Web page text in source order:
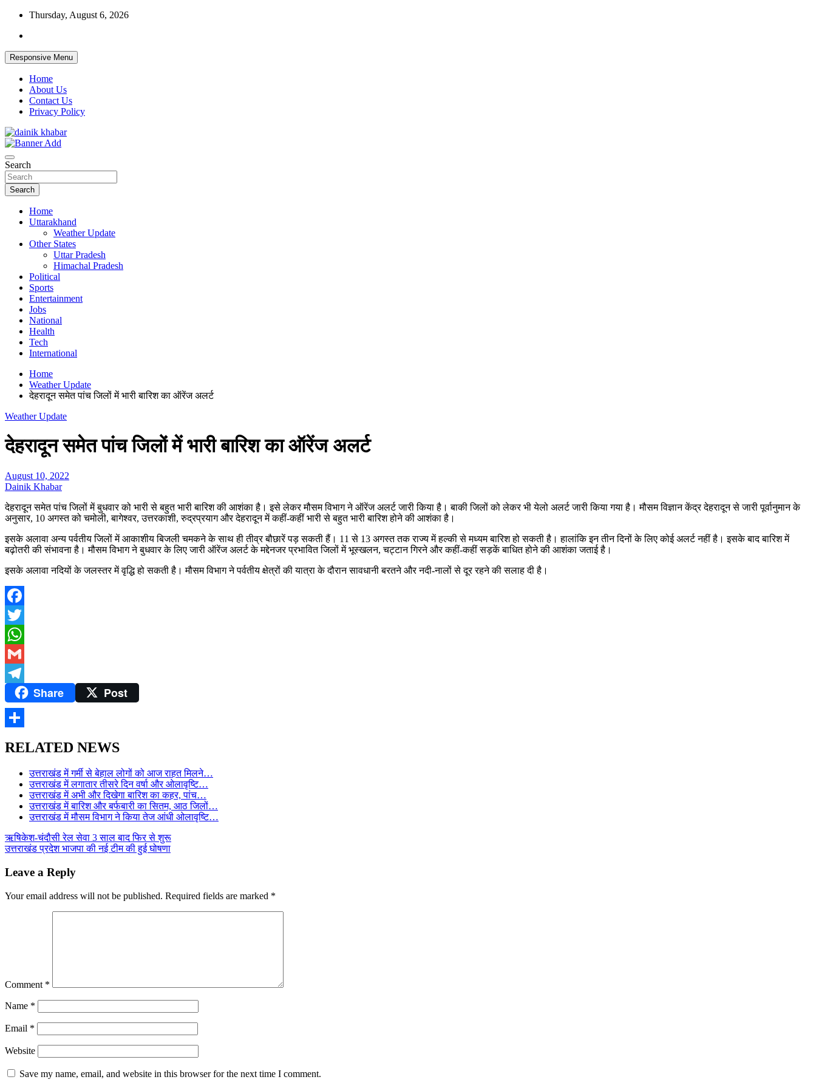
Skip
content
Thursday, August 6, 2026
Responsive Menu
Home
About Us
Contact Us
Privacy Policy
Dainikkhabar.in – Uttarakhand Daily Hindi News Website
Search
Search
Home
Uttarakhand
Weather Update
Other States
Uttar Pradesh
Himachal Pradesh
Political
Sports
Entertainment
Jobs
National
Health
Tech
International
Home
Weather Update
देहरादून समेत पांच जिलों में भारी बारिश का ऑरेंज अलर्ट
Weather Update
देहरादून समेत पांच जिलों में भारी बारिश का ऑरेंज अलर्ट
August 10, 2022
Dainik Khabar
देहरादून समेत पांच जिलों में बुधवार को भारी से बहुत भारी बारिश की आशंका है। इसे लेकर मौसम विभाग ने ऑरेंज अलर्ट जारी किया है। बाकी जिलों को लेकर भी येलो अलर्ट जारी किया गया है। मौसम विज्ञान केंद्र देहरादून से जारी पूर्वानुमान के
अनुसार, 10 अगस्त को चमोली, बागेश्वर, उत्तरकाशी, रुद्रप्रयाग और देहरादून में कहीं-कहीं भारी से बहुत भारी बारिश होने की आशंका है।
इसके अलावा अन्य पर्वतीय जिलों में आकाशीय बिजली चमकने के साथ ही तीव्र बौछारें पड़ सकती हैं। 11 से 13 अगस्त तक राज्य में हल्की से मध्यम बारिश हो सकती है। हालांकि इन तीन दिनों के लिए कोई अलर्ट नहीं है। इसके बाद बारिश में
बढ़ोतरी की संभावना है। मौसम विभाग ने बुधवार के लिए जारी ऑरेंज अलर्ट के मद्देनजर प्रभावित जिलों में भूस्खलन, चट्टान गिरने और कहीं-कहीं सड़कें बाधित होने की आशंका जताई है।
इसके अलावा नदियों के जलस्तर में वृद्धि हो सकती है। मौसम विभाग ने पर्वतीय क्षेत्रों की यात्रा के दौरान सावधानी बरतने और नदी-नालों से दूर रहने की सलाह दी है।
Facebook
Twitter
WhatsApp
Gmail
TelegramShare Post
RELATED NEWS
उत्तराखंड में गर्मी से बेहाल लोगों को आज राहत मिलने…
उत्तराखंड में लगातार तीसरे दिन वर्षा और ओलावृष्टि…
उत्तराखंड में अभी और दिखेगा बारिश का कहर, पांच…
उत्तराखंड में बारिश और बर्फबारी का सितम, आठ जिलों…
उत्तराखंड में मौसम विभाग ने किया तेज आंधी ओलावृष्टि…
Post
navigation
ऋषिकेश-चंदौसी रेल सेवा 3 साल बाद फिर से शुरू
उत्तराखंड प्रदेश भाजपा की नई टीम की हुई घोषणा
Leave a Reply
Your email address will not be published. Required fields are marked *
Comment *
Name *
Email *
Website
Save my name, email, and website in this browser for the next time I comment.